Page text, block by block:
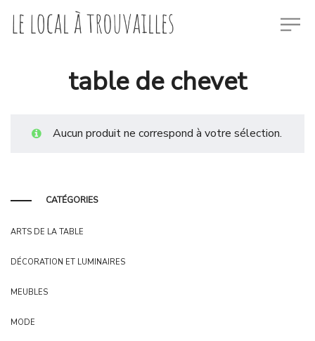
table de chevet
Aucun produit ne correspond à votre sélection.
CATÉGORIES
ARTS DE LA TABLE
DÉCORATION ET LUMINAIRES
MEUBLES
MODE